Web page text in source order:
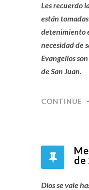
Les recuerdo
están
detenimiento
necesidad de
Evangelios
de San Juan.
CONTINUE
de
Dios se vale